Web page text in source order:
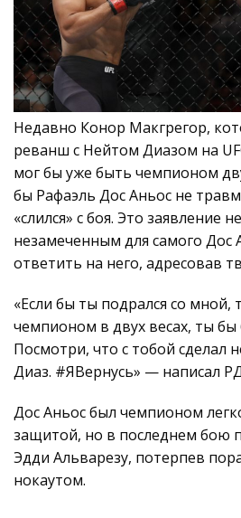
Недавно Конор Макгрегор,
реванш с Нейтом Диазом на
мог бы уже быть чемпионом
бы Рафаэль Дос Аньос не
«слился» с боя. Это заявление
незамеченным для самого Дос
ответить на него, адресовав
«Если бы ты подрался со мной,
чемпионом в двух весах, ты
Посмотри, что с тобой сделал
Диаз. #ЯВернусь» — написал
Дос Аньос был чемпионом
защитой, но в последнем бою
Эдди Альварезу, потерпев
нокаутом.